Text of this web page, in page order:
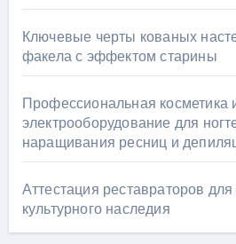
Ключевые черты кованых
факела с эффектом старины
Профессиональная косметика
электрооборудование для
наращивания ресниц и
Аттестация реставраторов
культурного наследия